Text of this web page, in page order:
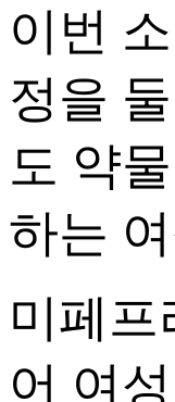
이번
정을
도 약
하는
미페
어 여